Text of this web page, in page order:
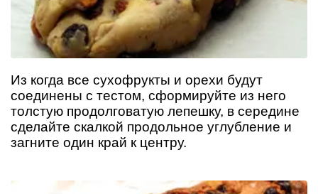
Из когда все сухофрукты и орехи будут
соединены с тестом, сформируйте из него
толстую продолговатую лепешку, в середине
сделайте скалкой продольное углубление и
загните один край к центру.